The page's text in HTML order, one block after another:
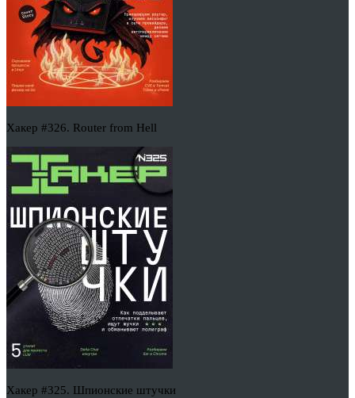
Хакер #326. Router from Hell
Хакер #325. Шпионские штучки